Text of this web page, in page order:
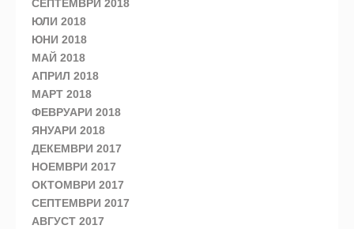
СЕПТЕМВРИ 2018
ЮЛИ 2018
ЮНИ 2018
МАЙ 2018
АПРИЛ 2018
МАРТ 2018
ФЕВРУАРИ 2018
ЯНУАРИ 2018
ДЕКЕМВРИ 2017
НОЕМВРИ 2017
ОКТОМВРИ 2017
СЕПТЕМВРИ 2017
АВГУСТ 2017